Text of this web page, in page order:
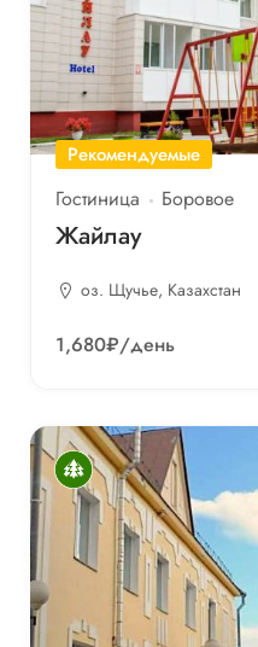
Рекомендуемые
Гостиница Боровое
Жайлау
оз. Щучье, Казахстан
1,680₽/день